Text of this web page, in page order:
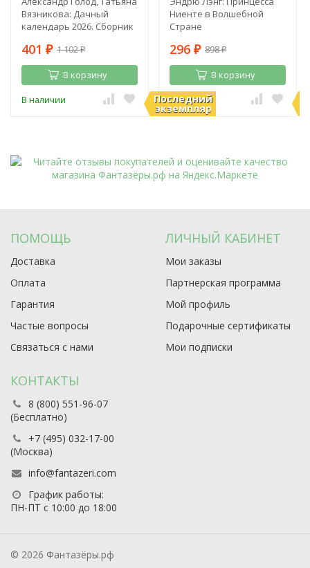
Вязникова: Дачный
календарь 2026. Сборник
каждый день
401 ₽ 1 102₽
В корзину
В наличии Последний
экземпляр
Ниенте в Волшебной
Стране
296 ₽ 898₽
В корзину
В наличии
ПОМОЩЬ
Доставка
Оплата
Гарантия
Частые вопросы
Связаться с нами
ЛИЧНЫЙ КАБИНЕТ
Мои заказы
Партнерская программа
Мой профиль
Подарочные сертификаты
Мои подписки
КОНТАКТЫ
8 (800) 551-96-07
(Бесплатно)
+7 (495) 032-17-00
(Москва)
info@fantazeri.com
График работы:
ПН-ПТ с 10:00 до 18:00
© 2026 Фантазёры.рф